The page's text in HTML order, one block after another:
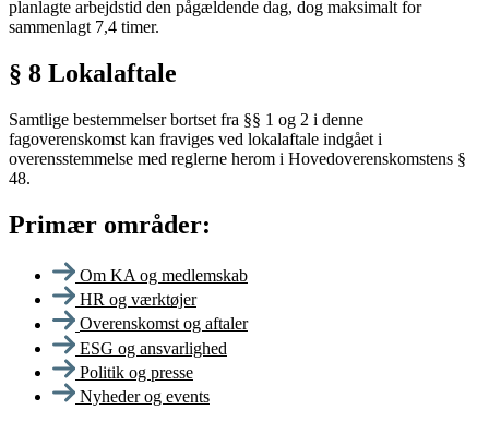
planlagte arbejdstid den pågældende dag, dog maksimalt for
sammenlagt 7,4 timer.
§ 8 Lokalaftale
Samtlige bestemmelser bortset fra §§ 1 og 2 i denne
fagoverenskomst kan fraviges ved lokalaftale indgået i
overensstemmelse med reglerne herom i Hovedoverenskomstens §
48.
Primær områder:
Om KA og medlemskab
HR og værktøjer
Overenskomst og aftaler
ESG og ansvarlighed
Politik og presse
Nyheder og events